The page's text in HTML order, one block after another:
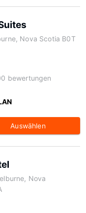
Nova Scotia B0T
bewertungen
Auswählen
Nova